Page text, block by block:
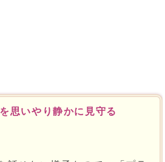
思いやり静かに見守る